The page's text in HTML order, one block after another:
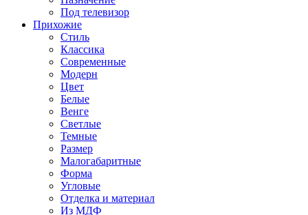
Под телевизор
Прихожие
Стиль
Классика
Современные
Модерн
Цвет
Белые
Венге
Светлые
Темные
Размер
Малогабаритные
Форма
Угловые
Отделка и материал
Из МДФ